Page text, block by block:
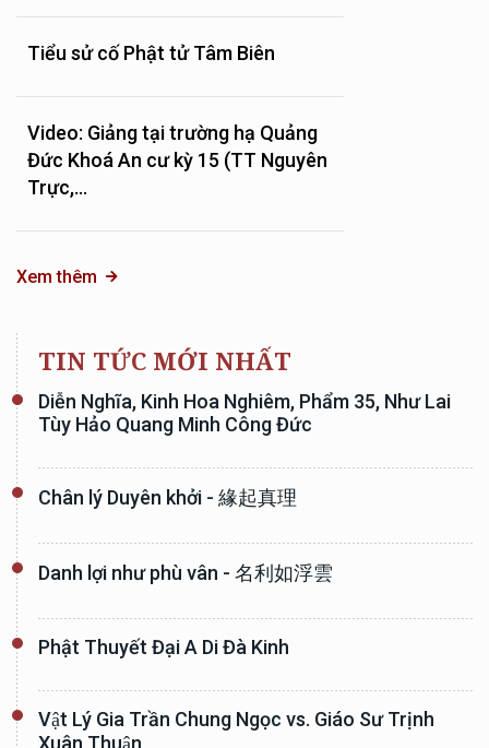
Tiểu sử cố Phật tử Tâm Biên
Video: Giảng tại trường hạ Quảng
Đức Khoá An cư kỳ 15 (TT Nguyên
Trực,...
Xem thêm
TIN TỨC MỚI NHẤT
Diễn Nghĩa, Kinh Hoa Nghiêm, Phẩm 35, Như Lai
Tùy Hảo Quang Minh Công Đức
Chân lý Duyên khởi - 緣起真理
Danh lợi như phù vân - 名利如浮雲
Phật Thuyết Đại A Di Đà Kinh
Vật Lý Gia Trần Chung Ngọc vs. Giáo Sư Trịnh
Xuân Thuận